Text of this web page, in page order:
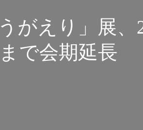
がえり」展、
で会期延長